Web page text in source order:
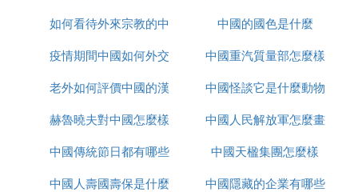
注意事項
發量不足：可用假發片或發包輔助，打造飽滿造型。
場合區分：日常以簡潔為主，正式場合可增加華麗
臉型適配：圓臉適合高髻拉長線條，方臉可選側分披
發修飾。
示例搭配：
女排的
如何看待外來宗教的中
國化
中國的國色是什麼
疫情期間中國如何外交
中國重汽質量部怎麼樣
老外如何評價中國的漢
服
中國怪談它是什麼動物
赫魯曉夫對中國怎麼樣
中國人民解放軍怎麼畫
的
中國傳統節日都有哪些
中國天楹集團怎麼樣
中國人壽國壽保是什麼
中國隱藏的企業有哪些